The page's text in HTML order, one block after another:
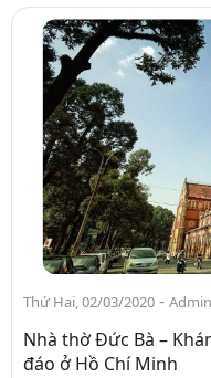
Thứ Hai, 02/03/2020 - Admin
Nhà thờ Đức Bà –
đáo ở Hồ Chí Minh